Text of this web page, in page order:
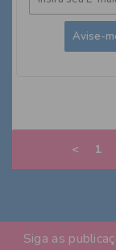
< 1
Siga as